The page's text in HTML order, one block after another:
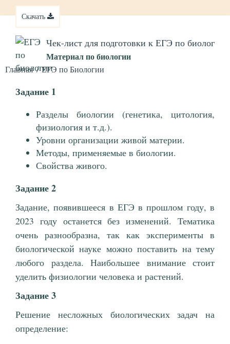
Скачать
Чек-лист для подготовки к ЕГЭ по биологии
Материал по биологии
Главная ЕГЭ по Биологии
Задание 1
Разделы биологии (генетика, цитология,
физиология и т.д.).
Уровни организации живой материи.
Методы, применяемые в биологии.
Свойства живого.
Задание 2
Задание, появившееся в ЕГЭ в прошлом году, в
2023 году останется без изменений. Тематика
очень разнообразна, так как эксперименты в
биологической науке можно поставить на тему
любого раздела. Наибольшее внимание стоит
уделить физиологии человека и растений.
Задание 3
Решение несложных биологических задач на
определение: